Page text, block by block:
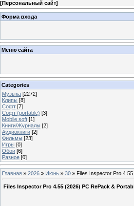
[Персональный сайт]
Форма входа
Меню сайта
Categories
Музыка [2272]
Клипы [8]
Софт [7]
Софт (portable) [3]
Mobile soft [1]
Книги/Журналы [2]
Аудиокниги [2]
Фильмы [23]
Игры [0]
Обои [6]
Разное [0]
Главная » 2026 » Июнь » 30 » Files Inspector Pro
Files Inspector Pro 4.55 (2026) РС RePack &